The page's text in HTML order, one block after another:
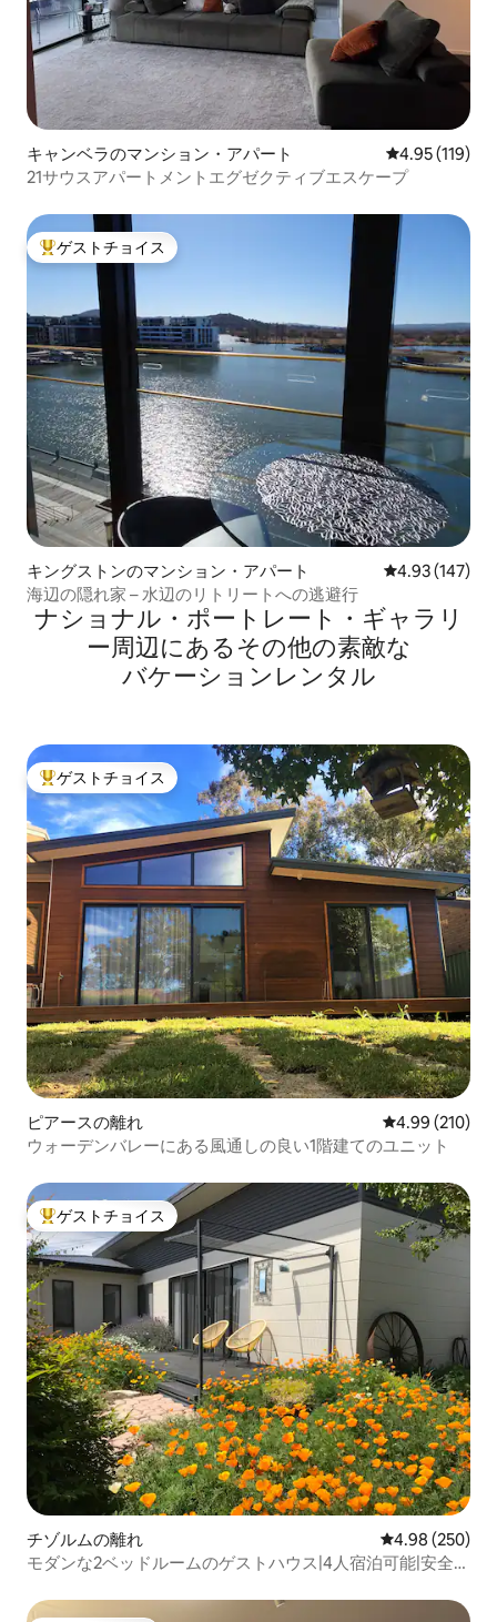
キャンベラのマンション・アパート レビュー119
4.95 (119)
21サウスアパートメントエグゼクティブエスケープ
大好評のゲストチョイスです。
ゲストチョイス
キングストンのマンション・アパート レビュー147
4.93 (147)
海辺の隠れ家 – 水辺のリトリートへの逃避行
ナショナル・ポートレート・ギャラリ
ー⁠周⁠辺⁠に⁠あ⁠るそ⁠の⁠他⁠の素⁠敵⁠な
バ⁠ケ⁠ー⁠シ⁠ョ⁠ン⁠レ⁠ン⁠タ⁠ル
大好評のゲストチョイスです。
ゲストチョイス
ピアースの離れ レビュー210
4.99 (210)
ウォーデンバレーにある風通しの良い1階建てのユニット
大好評のゲストチョイスです。
ゲストチョイス
チゾルムの離れ レビュー250
4.98 (250)
モダンな2ベッドルームのゲストハウス|4人宿泊可能|安全な